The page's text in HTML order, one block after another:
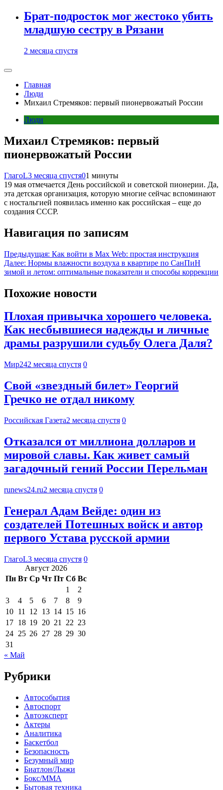
Брат-подросток мог жестоко убить
младшую сестру в Рязани
2 месяца спустя
Главная
Люди
Михаил Стремяков: первый пионервожатый России
Люди
Михаил Стремяков: первый
пионервожатый России
ГлагоL3 месяца спустя01 минуты
19 мая отмечается День российской и советской пионерии. Да,
эта детская организация, которую многие сейчас вспоминают
с ностальгией появилась именно как российская – еще до
создания СССР.
Навигация по записям
Предыдущая: Как войти в Max Web: простая инструкция
Далее: Нормы влажности воздуха в квартире по СанПиН
зимой и летом: оптимальные показатели и способы коррекции
Похожие новости
Плохая привычка хорошего человека.
Как несбывшиеся надежды и личные
драмы разрушили судьбу Олега Даля?
Мир242 месяца спустя 0
Свой «звездный билет» Георгий
Гречко не отдал никому
Российская Газета2 месяца спустя 0
Отказался от миллиона долларов и
мировой славы. Как живет самый
загадочный гений России Перельман
runews24.ru2 месяца спустя 0
Генерал Адам Вейде: один из
создателей Потешных войск и автор
первого Устава русской армии
ГлагоL3 месяца спустя 0
Август 2026
Пн Вт Ср Чт Пт Сб Вс
1
2
3
4 5 6 7 8
9
10 11 12 13 14 15 16
17 18 19 20 21 22 23
24 25 26 27 28 29 30
31
« Май
Рубрики
Автособытия
Автоспорт
Автоэксперт
Актеры
Аналитика
Баскетбол
Безопасность
Безумный мир
Биатлон/Лыжи
Бокс/MMA
Бытовая техника